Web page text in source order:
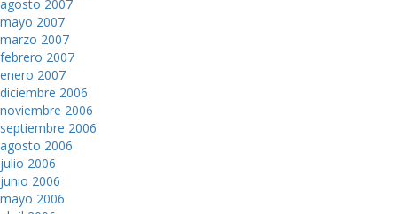
agosto 2007
mayo 2007
marzo 2007
febrero 2007
enero 2007
diciembre 2006
noviembre 2006
septiembre 2006
agosto 2006
julio 2006
junio 2006
mayo 2006